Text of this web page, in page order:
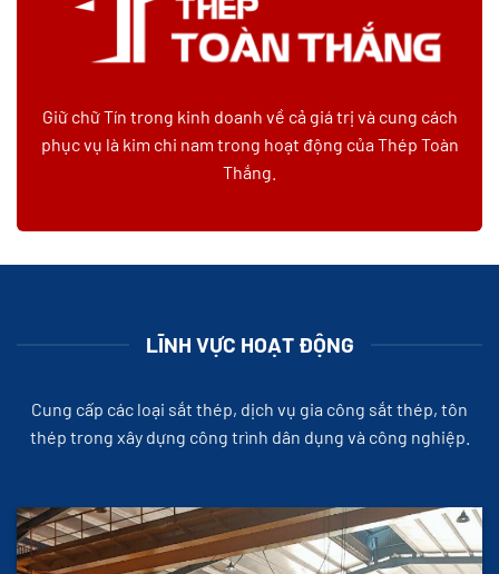
Giữ chữ Tín trong kinh doanh về cả giá trị và cung cách
phục vụ là kim chi nam trong hoạt động của Thép Toàn
Thắng.
LĨNH VỰC HOẠT ĐỘNG
Cung cấp các loại sắt thép, dịch vụ gia công sắt thép, tôn
thép trong xây dựng công trình dân dụng và công nghiệp.